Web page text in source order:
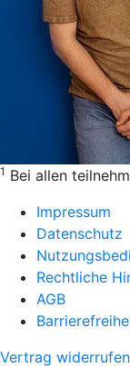
1 Bei allen
Impressum
Datenschutz
Rechtliche
AGB
Vertrag widerrufen